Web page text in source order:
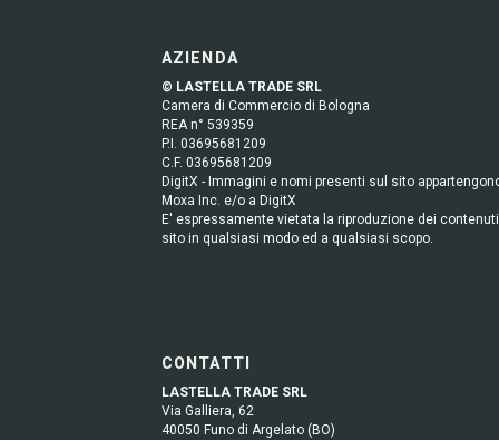
AZIENDA
© LASTELLA TRADE SRL
Camera di Commercio di Bologna
REA n° 539359
P.I. 03695681209
C.F. 03695681209
DigitX - Immagini e nomi presenti sul sito
Moxa Inc. e/o a DigitX
E' espressamente vietata la riproduzione dei
sito in qualsiasi modo ed a qualsiasi scopo.
CONTATTI
LASTELLA TRADE SRL
Via Galliera, 62
40050 Funo di Argelato (BO)